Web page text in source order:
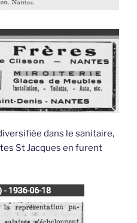
dans le sanitaire,
St Jacques en furent